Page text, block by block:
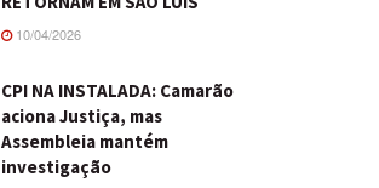
10/04/2026
CPI NA INSTALADA: Camarão
aciona Justiça, mas
Assembleia mantém
investigação